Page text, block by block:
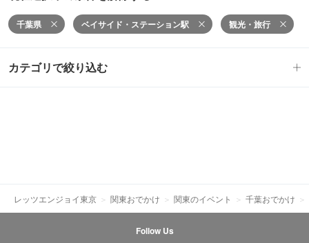
千葉県 ベイサイド・ステーション駅 観光・旅行
カテゴリで絞り込む
レッツエンジョイ東京 関東おでかけ 関東のイベント 千葉おでかけ
Follow Us